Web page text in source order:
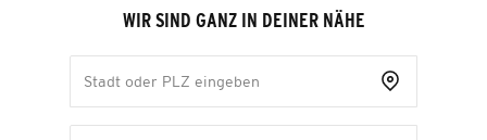
WIR SIND GANZ IN DEINER NÄHE